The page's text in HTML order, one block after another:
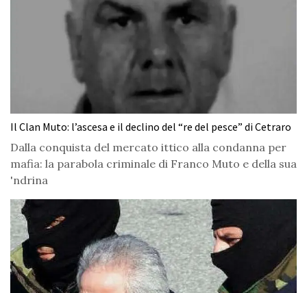
Il Clan Muto: l’ascesa e il declino del “re del pesce” di Cetraro
Dalla conquista del mercato ittico alla condanna per
mafia: la parabola criminale di Franco Muto e della sua
'ndrina